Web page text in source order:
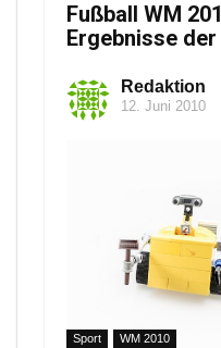
Fußball WM
Ergebnisse
Redaktion
12. Juni 2010
Sport WM 2010